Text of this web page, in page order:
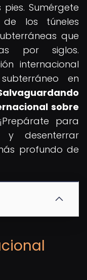
Sumérgete
los túneles
que
por siglos.
internacional
en
sobre
para
y desenterrar
profundo de